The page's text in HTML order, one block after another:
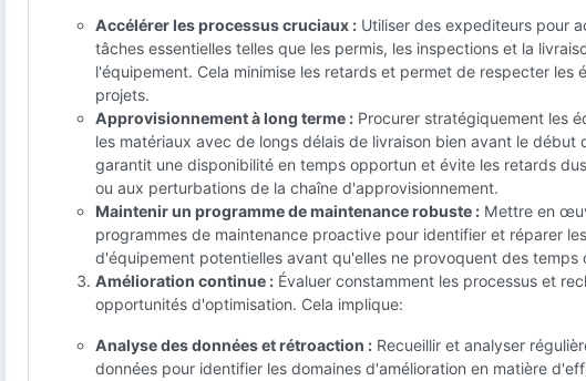
Accélérer les processus cruciaux : Utiliser des expediteurs pour
tâches essentielles telles que les permis, les inspections et la
l'équipement. Cela minimise les retards et permet de respecter les
projets.
Approvisionnement à long terme : Procurer stratégiquement les
les matériaux avec de longs délais de livraison bien avant le début
garantit une disponibilité en temps opportun et évite les retards
ou aux perturbations de la chaîne d'approvisionnement.
Maintenir un programme de maintenance robuste : Mettre en
programmes de maintenance proactive pour identifier et réparer
d'équipement potentielles avant qu'elles ne provoquent des temps
Amélioration continue : Évaluer constamment les processus et
opportunités d'optimisation. Cela implique:
Analyse des données et rétroaction : Recueillir et analyser
données pour identifier les domaines d'amélioration en matière